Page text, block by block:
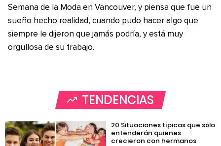
Semana de la Moda en Vancouver, y piensa que fue un
sueño hecho realidad, cuando pudo hacer algo que
siempre le dijeron que jamás podría, y está muy
orgullosa de su trabajo.
TENDENCIAS
20 Situaciones típicas que sólo
entenderán quienes
crecieron con hermanos